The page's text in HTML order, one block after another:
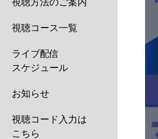
視聴方法のご案内
視聴コース一覧
ライブ配信
スケジュール
お知らせ
視聴コード入力は
こちら